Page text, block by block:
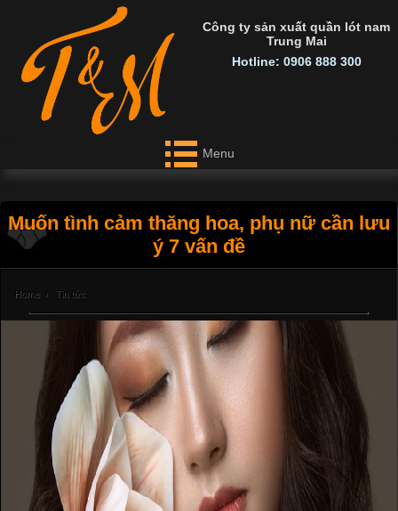
Công ty sản xuất quần lót nam
Trung Mai
Hotline: 0906 888 300
Menu
Muốn tình cảm thăng hoa, phụ nữ cần lưu
ý 7 vấn đề
Home › Tin tức